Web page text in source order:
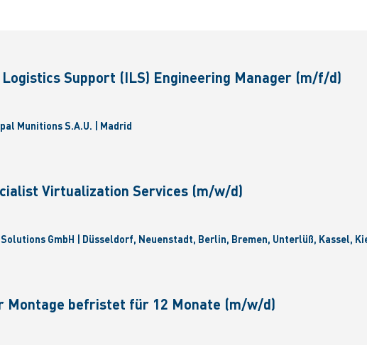
Support (ILS) Engineering Manager (m/f/d)
Munitions S.A.U. | Madrid
Virtualization Services (m/w/d)
GmbH | Düsseldorf, Neuenstadt, Berlin, Bremen, Unterlüß, Kassel,
Montage befristet für 12 Monate (m/w/d)